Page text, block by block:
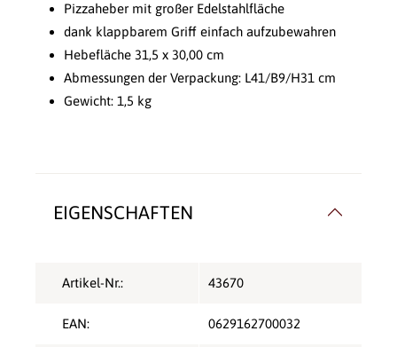
Pizzaheber mit großer Edelstahlfläche
dank klappbarem Griff einfach aufzubewahren
Hebefläche 31,5 x 30,00 cm
Abmessungen der Verpackung: L41/B9/H31 cm
Gewicht: 1,5 kg
EIGENSCHAFTEN
Artikel-Nr.: 43670
EAN: 0629162700032